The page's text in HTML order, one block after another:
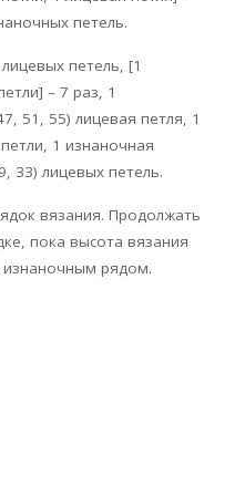
петель.
петель, [1
– 7 раз, 1
51, 55) лицевая петля, 1
1 изнаночная
33) лицевых петель.
вязания. Продолжать
пока высота вязания
изнаночным рядом.